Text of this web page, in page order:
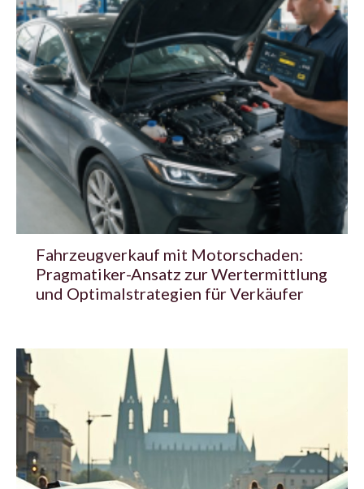
Fahrzeugverkauf mit Motorschaden:
Pragmatiker-Ansatz zur Wertermittlung
und Optimalstrategien für Verkäufer